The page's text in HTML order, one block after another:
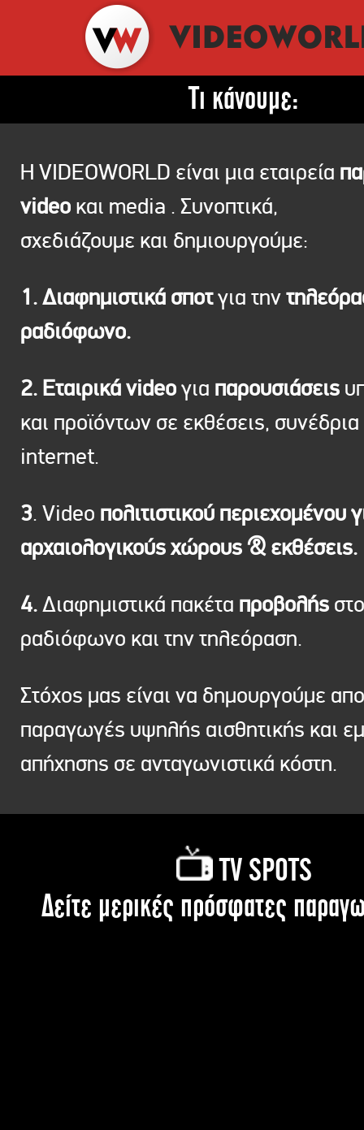
Τι κάνουμε:
Η VIDEOWORLD είναι μια εταιρεία
video και media . Συνοπτικά,
σχεδιάζουμε και δημιουργούμε:
1. Διαφημιστικά σποτγια την
ραδιόφωνο.
2. Εταιρικά videoγια παρουσιάσεις
και προϊόντων σε εκθέσεις, συνέδρια
internet.
3. Video πολιτιστικού περιεχομένου
αρχαιολογικούς χώρους & εκθέσεις.
4.Διαφημιστικά πακέτα προβολής στο
ραδιόφωνο και την τηλεόραση.
Στόχος μας είναι να δημουργούμε
παραγωγές υψηλής αισθητικής και
απήχησης σε ανταγωνιστικά κόστη.
TV SPOTS
Δείτε μερικές πρόσφατες